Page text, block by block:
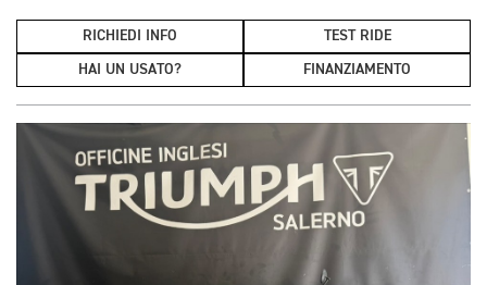
RICHIEDI INFO TEST RIDE
HAI UN USATO? FINANZIAMENTO